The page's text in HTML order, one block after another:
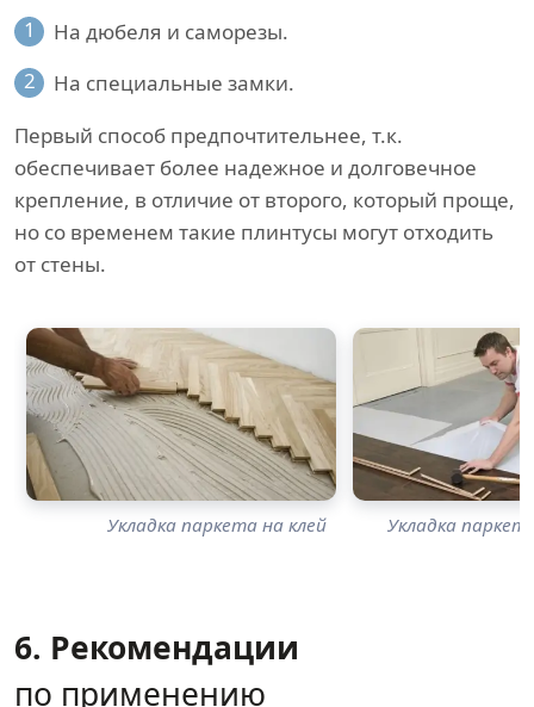
1
На дюбеля и саморезы.
2
На специальные замки.
Первый способ предпочтительнее, т.к.
обеспечивает более надежное и долговечное
крепление, в отличие от второго, который проще,
но со временем такие плинтусы могут отходить
от стены.
Укладка паркета на клей Укладка
6. Рекомендации
по применению